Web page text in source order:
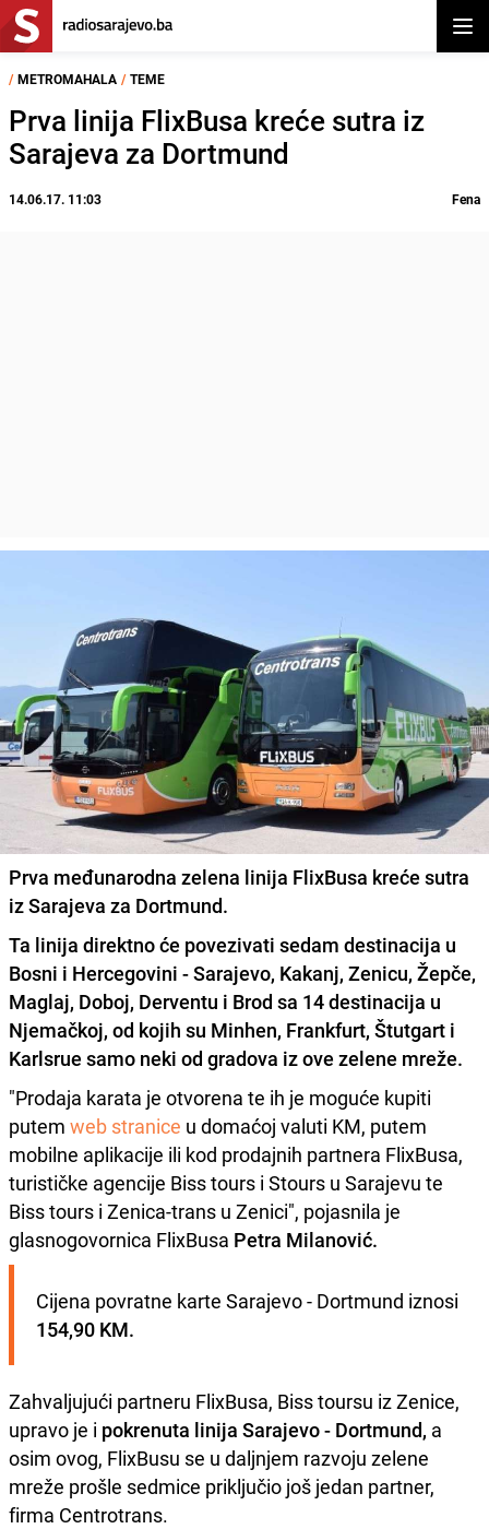
/ METROMAHALA / TEME
Prva linija FlixBusa kreće sutra iz
Sarajeva za Dortmund
14.06.17. 11:03 Fena
Prva međunarodna zelena linija FlixBusa kreće sutra
iz Sarajeva za Dortmund.
Ta linija direktno će povezivati sedam destinacija u
Bosni i Hercegovini -Sarajevo, Kakanj, Zenicu, Žepče,
Maglaj, Doboj, Derventu i Brod sa 14 destinacija u
Njemačkoj, od kojih su Minhen, Frankfurt, Štutgart i
Karlsrue samo neki od gradova iz ove zelene mreže.
"Prodaja karata je otvorena te ih je moguće kupiti
putem web stranice u domaćoj valuti KM, putem
mobilne aplikacije ili kod prodajnih partnera FlixBusa,
turističke agencije Biss tours i Stours u Sarajevu te
Biss tours i Zenica-trans u Zenici", pojasnila je
glasnogovornica FlixBusa Petra Milanović.
154,90 KM.
Zahvaljujući partneru FlixBusa, Biss toursu iz Zenice,
upravo je i pokrenuta linija Sarajevo - Dortmund, a
osim ovog, FlixBusu se u daljnjem razvoju zelene
mreže prošle sedmice priključio još jedan partner,
firma Centrotrans.